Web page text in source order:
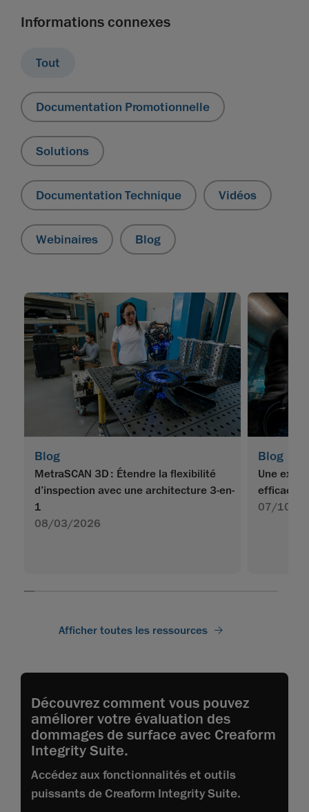
Informations connexes
Tout
Documentation Promotionnelle
Solutions
Documentation Technique Vidéos
Webinaires Blog
Blog
MetraSCAN 3D : Étendre la flexibilité
d’inspection avec une architecture 3-en-
1
08/03/2026
Blog
Une
efficace
07/10/
Afficher toutes les ressources
Découvrez comment vous pouvez
améliorer votre évaluation des
dommages de surface avec Creaform
Integrity Suite.
Accédez aux fonctionnalités et outils
puissants de Creaform Integrity Suite.